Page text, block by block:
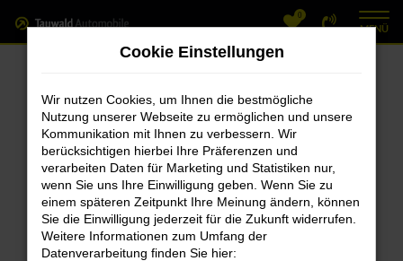
Zum
Hauptinhalt
0
MENÜ
Beim Laden ist ein Fehler aufgetreten.
Hier sind ein paar Tipps, die dir helfen können:
Überprüfe deine Firewall und deine
Internetverbindung.
Laden andere Webseiten, zum Beispiel
deine Suchmaschine?
Cookie Einstellungen
Wir nutzen Cookies, um Ihnen die bestmögliche
Nutzung unserer Webseite zu ermöglichen und unsere
Kommunikation mit Ihnen zu verbessern. Wir
berücksichtigen hierbei Ihre Präferenzen und
verarbeiten Daten für Marketing und Statistiken nur,
wenn Sie uns Ihre Einwilligung geben. Wenn Sie zu
einem späteren Zeitpunkt Ihre Meinung ändern, können
Sie die Einwilligung jederzeit für die Zukunft widerrufen.
Weitere Informationen zum Umfang der
Datenverarbeitung finden Sie hier: